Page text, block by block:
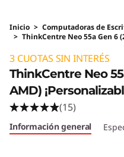
Inicio > Computadoras de
> ThinkCentre Neo 55a Gen 6
3 CUOTAS SIN INTERÉS
ThinkCentre Neo
AMD)
(15)
Información general
Original Price